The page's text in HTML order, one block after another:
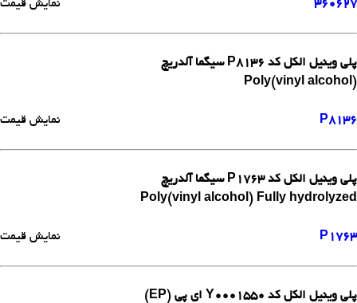
360627 نمایش قیمت
پلی وینیل الکل کد P8136 سیگما آلدریچ
Poly(vinyl alcohol)
P8136 نمایش قیمت
پلی وینیل الکل کد P1763 سیگما آلدریچ
Poly(vinyl alcohol) Fully hydrolyzed
P1763 نمایش قیمت
پلی وینیل الکل کد Y0001550 ای پی (EP)